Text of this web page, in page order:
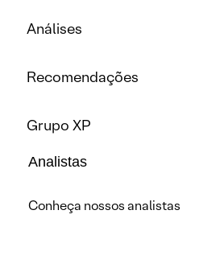
Análises
Recomendações
Grupo XP
Analistas
Conheça nossos analistas